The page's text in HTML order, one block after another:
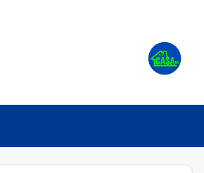
amplitud, comodidad y una